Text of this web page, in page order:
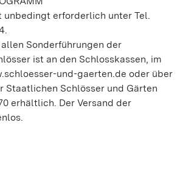
unbedingt erforderlich unter Tel.
Sonderführungen der
ist an den Schlosskassen, im
und-gaerten.de oder über
Staatlichen Schlösser und Gärten
erhältlich. Der Versand der